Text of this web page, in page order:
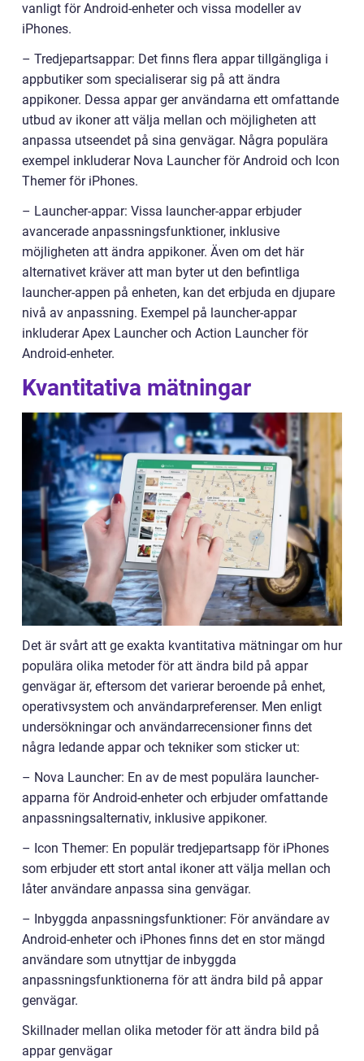
vanligt för Android-enheter och vissa modeller av
iPhones.
– Tredjepartsappar: Det finns flera appar tillgängliga i
appbutiker som specialiserar sig på att ändra
appikoner. Dessa appar ger användarna ett omfattande
utbud av ikoner att välja mellan och möjligheten att
anpassa utseendet på sina genvägar. Några populära
exempel inkluderar Nova Launcher för Android och Icon
Themer för iPhones.
– Launcher-appar: Vissa launcher-appar erbjuder
avancerade anpassningsfunktioner, inklusive
möjligheten att ändra appikoner. Även om det här
alternativet kräver att man byter ut den befintliga
launcher-appen på enheten, kan det erbjuda en djupare
nivå av anpassning. Exempel på launcher-appar
inkluderar Apex Launcher och Action Launcher för
Android-enheter.
Kvantitativa mätningar
Det är svårt att ge exakta kvantitativa mätningar om hur
populära olika metoder för att ändra bild på appar
genvägar är, eftersom det varierar beroende på enhet,
operativsystem och användarpreferenser. Men enligt
undersökningar och användarrecensioner finns det
några ledande appar och tekniker som sticker ut:
– Nova Launcher: En av de mest populära launcher-
apparna för Android-enheter och erbjuder omfattande
anpassningsalternativ, inklusive appikoner.
– Icon Themer: En populär tredjepartsapp för iPhones
som erbjuder ett stort antal ikoner att välja mellan och
låter användare anpassa sina genvägar.
– Inbyggda anpassningsfunktioner: För användare av
Android-enheter och iPhones finns det en stor mängd
användare som utnyttjar de inbyggda
anpassningsfunktionerna för att ändra bild på appar
genvägar.
Skillnader mellan olika metoder för att ändra bild på
appar genvägar